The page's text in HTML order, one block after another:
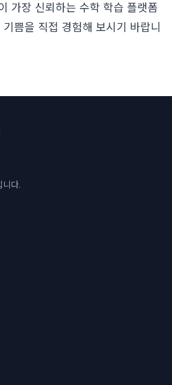
가장 신뢰하는 수학 학습 플랫폼
쁨을 직접 경험해 보시기 바랍니
니다.